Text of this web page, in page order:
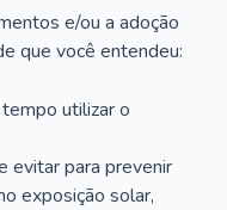
e/ou a adoção
que você entendeu:
utilizar o
evitar para prevenir
exposição solar,